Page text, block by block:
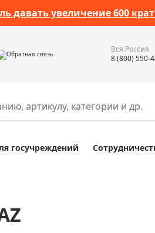
давать увеличение 600
Обратная связь
Вся Россия
8 (800) 550-
Разное
госучреждений